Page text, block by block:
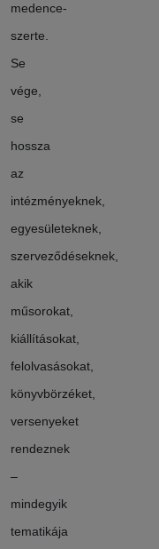
medence-
szerte.
Se
vége,
se
hossza
az
intézményeknek,
egyesületeknek,
szerveződéseknek,
akik
műsorokat,
kiállításokat,
felolvasásokat,
könyvbörzéket,
versenyeket
rendeznek
–
mindegyik
tematikája